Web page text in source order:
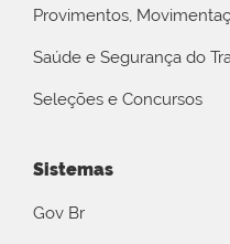
Provimentos,
Saúde e Segurança do
Seleções e Concursos
Sistemas
Gov Br